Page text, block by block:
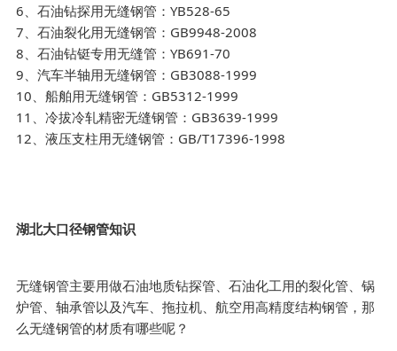
6、石油钻探用无缝钢管：YB528-65
7、石油裂化用无缝钢管：GB9948-2008
8、石油钻铤专用无缝管：YB691-70
9、汽车半轴用无缝钢管：GB3088-1999
10、船舶用无缝钢管：GB5312-1999
11、冷拔冷轧精密无缝钢管：GB3639-1999
12、液压支柱用无缝钢管：GB/T17396-1998
湖北大口径钢管知识
无缝钢管主要用做石油地质钻探管、石油化工用的裂化管、锅
炉管、轴承管以及汽车、拖拉机、航空用高精度结构钢管，那
么无缝钢管的材质有哪些呢？